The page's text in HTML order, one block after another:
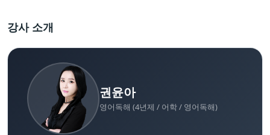
강사 소개
권윤아
영어독해 (4년제 / 어학 / 영어독해)